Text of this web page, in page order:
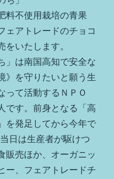
e
n
g
er
n
a
料不使用栽培の青果
ェアトレードのチョコ
いたします。
」は南国高知で安全な
》を守りたいと願う生
って活動するＮＰＯ
です。前身となる「高
を発足してから今年で
日は生産者が駆けつ
販売ほか、オーガニッ
ー、フェアトレードチ